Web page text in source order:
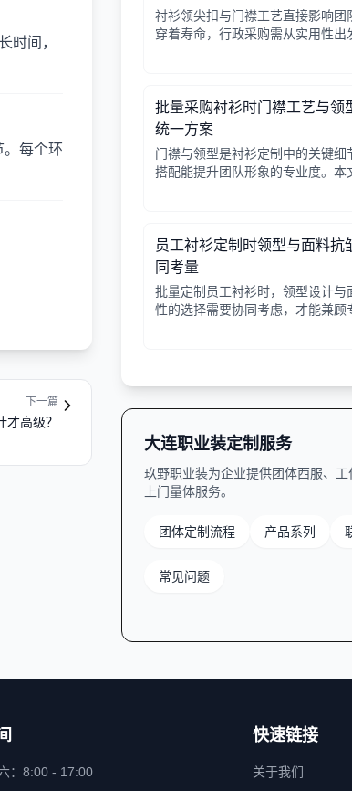
时间，
。每个环
下一篇
高级？
衬衫领尖扣与门襟工艺直接影响团
穿着寿命，行政采购需从实用性出
批量采购衬衫时门襟工艺与领
统一方案
门襟与领型是衬衫定制中的关键细
搭配能提升团队形象的专业度。本
员工衬衫定制时领型与面料抗
同考量
批量定制员工衬衫时，领型设计与
性的选择需要协同考虑，才能兼顾
大连职业装定制服务
玖野职业装为企业提供团体西服、工
上门量体服务。
团体定制流程 产品系列
常见问题
：8:00 - 17:00
快速链接
关于我们